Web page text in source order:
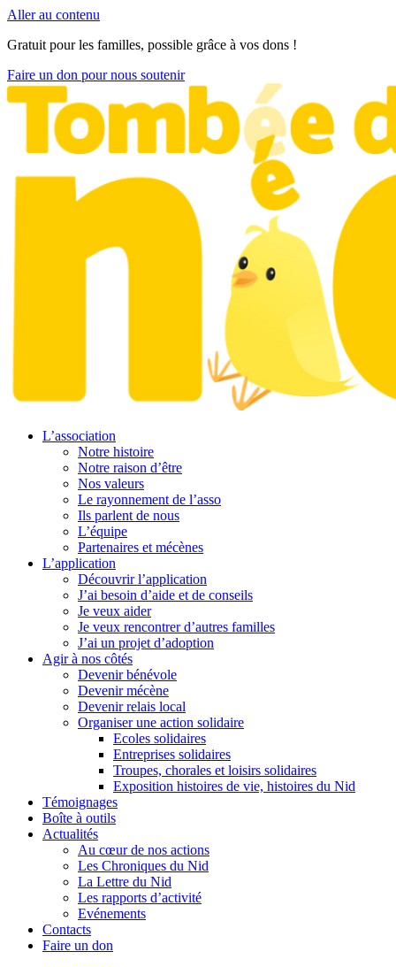
Aller au contenu
Gratuit pour les familles, possible grâce à vos dons !
Faire un don pour nous soutenir
L’association
Notre histoire
Notre raison d’être
Nos valeurs
Le rayonnement de l’asso
Ils parlent de nous
L’équipe
Partenaires et mécènes
L’application
Découvrir l’application
J’ai besoin d’aide et de conseils
Je veux aider
Je veux rencontrer d’autres familles
J’ai un projet d’adoption
Agir à nos côtés
Devenir bénévole
Devenir mécène
Devenir relais local
Organiser une action solidaire
Ecoles solidaires
Entreprises solidaires
Troupes, chorales et loisirs solidaires
Exposition histoires de vie, histoires du Nid
Témoignages
Boîte à outils
Actualités
Au cœur de nos actions
Les Chroniques du Nid
La Lettre du Nid
Les rapports d’activité
Evénements
Contacts
Faire un don